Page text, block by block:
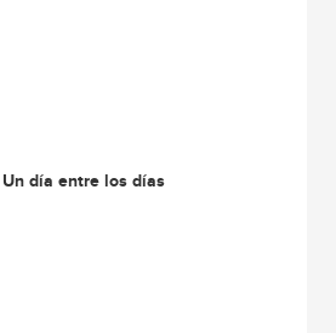
Un día entre los días